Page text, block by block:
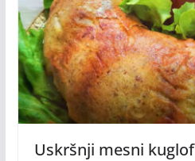
Uskršnji mesni kuglof